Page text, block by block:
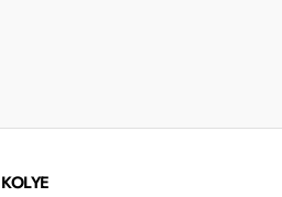
KOLYE